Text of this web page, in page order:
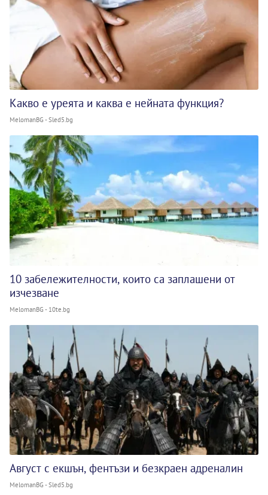
Какво е уреята и каква е нейната функция?
MelomanBG - Sled5.bg
10 забележителности, които са заплашени от
изчезване
MelomanBG - 10te.bg
Август с екшън, фентъзи и безкраен адреналин
MelomanBG - Sled5.bg